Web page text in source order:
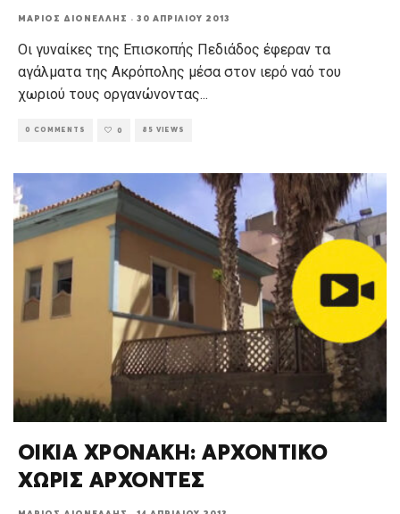
ΜΆΡΙΟΣ ΔΙΟΝΈΛΛΗΣ · 30 ΑΠΡΙΛΊΟΥ 2013
Οι γυναίκες της Επισκοπής Πεδιάδος έφεραν τα
αγάλματα της Ακρόπολης μέσα στον ιερό ναό του
χωριού τους οργανώνοντας...
0 COMMENTS 0 85 VIEWS
ΟΙΚΙΑ ΧΡΟΝΑΚΗ: ΑΡΧΟΝΤΙΚΟ
ΧΩΡΙΣ ΑΡΧΟΝΤΕΣ